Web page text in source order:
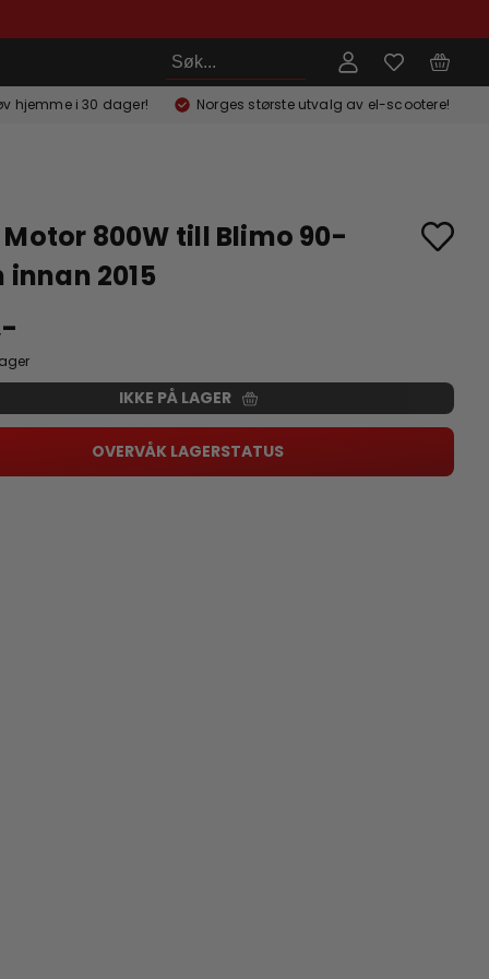
Søk
hjemme i 30 dager! Norges største utvalg av el-scootere!
800W till Blimo 90-
innan 2015
IKKE PÅ LAGER
OVERVÅK LAGERSTATUS